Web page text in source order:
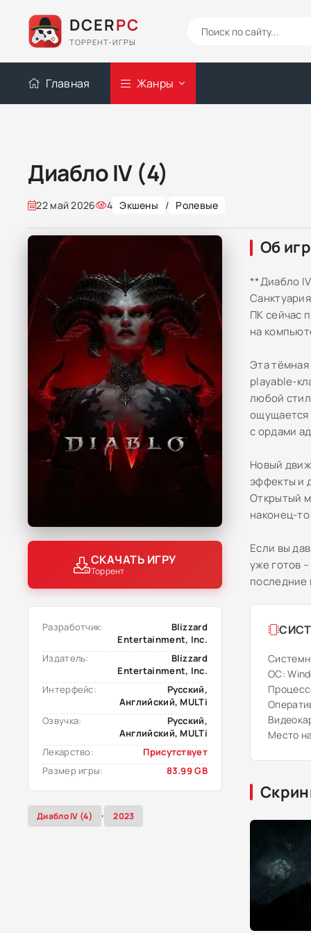
DCERPC
ТОРРЕНТ-ИГРЫ
Главная Жанры
Диабло IV (4)
22 май 2026 4 Экшены / Ролевые
СКАЧАТЬ ИГРУ
Торрент
Разработчик:
Blizzard
Entertainment, Inc.
Издатель:
Blizzard
Entertainment, Inc.
Интерфейс:
Русский,
Английский, MULTi
Озвучка:
Русский,
Английский, MULTi
Лекарство:
Присутствует
Размер игры:
83.99 GB
Диабло IV (4) , 2023
Об
**Диабло
ПК сейчас
на
Эта
playable-
любой
ощущается
с ордами
Новый
эффекты и
Открытый
наконец-
Если вы
уже готов
последние
ОС:
Место